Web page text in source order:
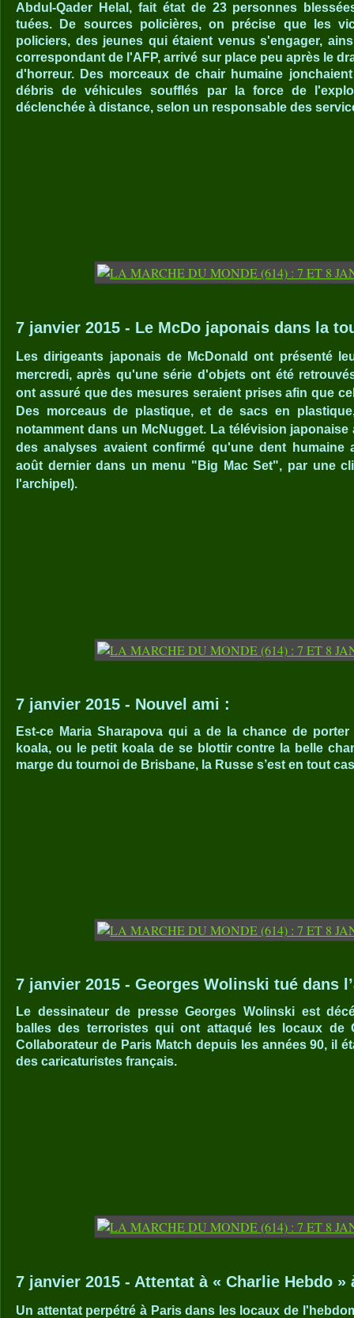
Abdul-Qader Helal, fait état de 23 personnes
tuées. De sources policières, on précise que les
policiers, des jeunes qui étaient venus s'engager,
correspondant de l'AFP, arrivé sur place peu après le
d'horreur. Des morceaux de chair humaine
débris de véhicules soufflés par la force de
déclenchée à distance, selon un responsable des
7 janvier 2015 - Le McDo japonais dans la
Les dirigeants japonais de McDonald ont présenté
mercredi, après qu'une série d'objets ont été
ont assuré que des mesures seraient prises afin que
Des morceaus de plastique, et de sacs en
notamment dans un McNugget. La télévision
des analyses avaient confirmé qu'une dent humaine
août dernier dans un menu "Big Mac Set", par une
l'archipel).
7 janvier 2015 - Nouvel ami :
Est-ce Maria Sharapova qui a de la chance de
koala, ou le petit koala de se blottir contre la belle
marge du tournoi de Brisbane, la Russe s’est en tout
7 janvier 2015 - Georges Wolinski tué dans
Le dessinateur de presse Georges Wolinski est
balles des terroristes qui ont attaqué les locaux de
Collaborateur de Paris Match depuis les années 90, il
des caricaturistes français.
7 janvier 2015 - Attentat à « Charlie Hebdo »
Un attentat perpétré à Paris dans les locaux de